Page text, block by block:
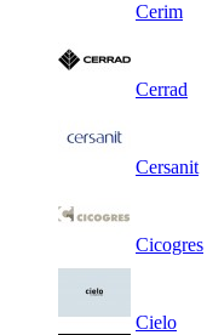
Cerim
Cerrad
Cersanit
Cicogres
Cielo